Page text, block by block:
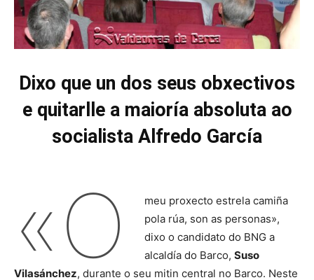
Dixo que un dos seus obxectivos
e quitarlle a maioría absoluta ao
socialista Alfredo García
«O
meu proxecto estrela camiña
pola rúa, son as personas»,
dixo o candidato do BNG a
alcaldía do Barco, Suso
Vilasánchez, durante o seu mitin central no Barco. Neste